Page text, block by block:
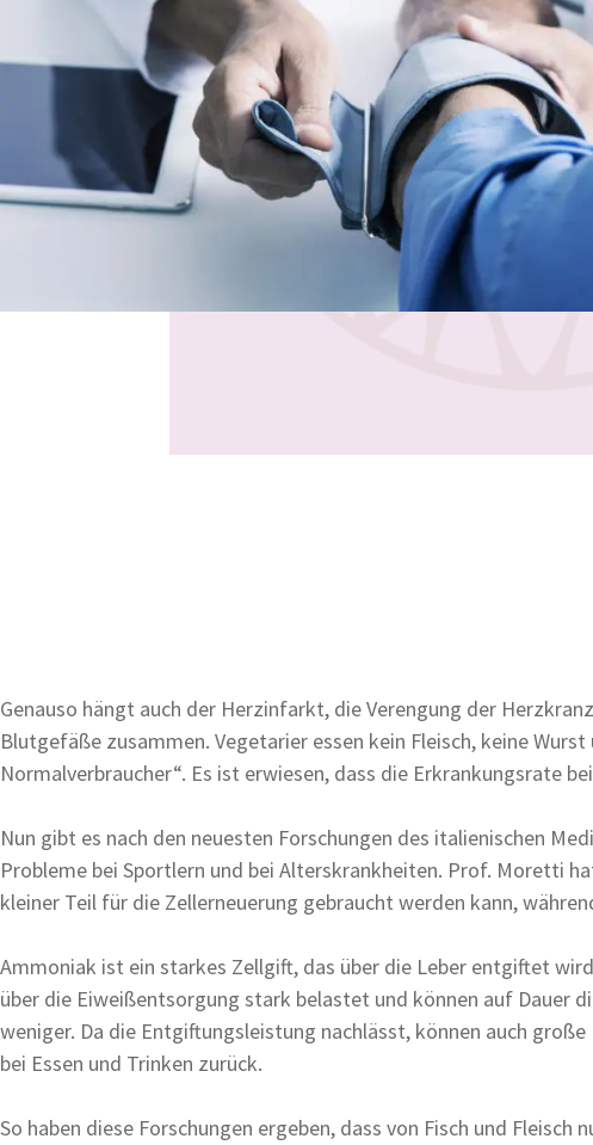
Genauso hängt auch der Herzinfarkt, die Verengung der
Blutgefäße zusammen. Vegetarier essen kein Fleisch, keine
Normalverbraucher“. Es ist erwiesen, dass die Erkrankungsrate
Nun gibt es nach den neuesten Forschungen des italienischen
Probleme bei Sportlern und bei Alterskrankheiten. Prof. Moretti
kleiner Teil für die Zellerneuerung gebraucht werden kann,
Ammoniak ist ein starkes Zellgift, das über die Leber entgiftet
über die Eiweißentsorgung stark belastet und können auf Dauer
weniger. Da die Entgiftungsleistung nachlässt, können auch
bei Essen und Trinken zurück.
So haben diese Forschungen ergeben, dass von Fisch und